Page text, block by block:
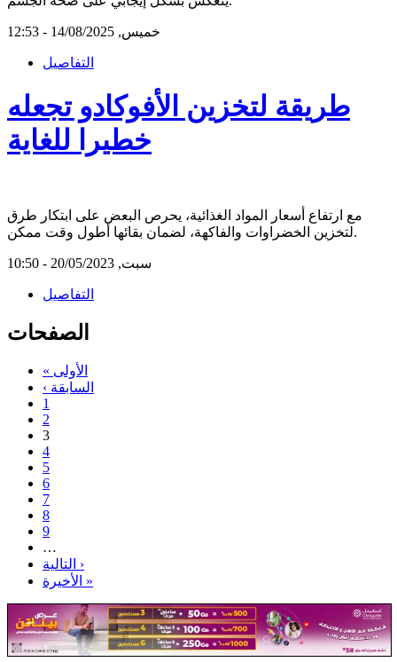
خميس, 14/08/2025 - 12:53
التفاصيل
طريقة لتخزين الأفوكادو تجعله
خطيرا للغاية
مع ارتفاع أسعار المواد الغذائية، يحرص البعض على ابتكار طرق
لتخزين الخضراوات والفاكهة، لضمان بقائها أطول وقت ممكن.
سبت, 20/05/2023 - 10:50
التفاصيل
الصفحات
« الأولى
‹ السابقة
1
2
3
4
5
6
7
8
9
…
التالية ›
الأخيرة »